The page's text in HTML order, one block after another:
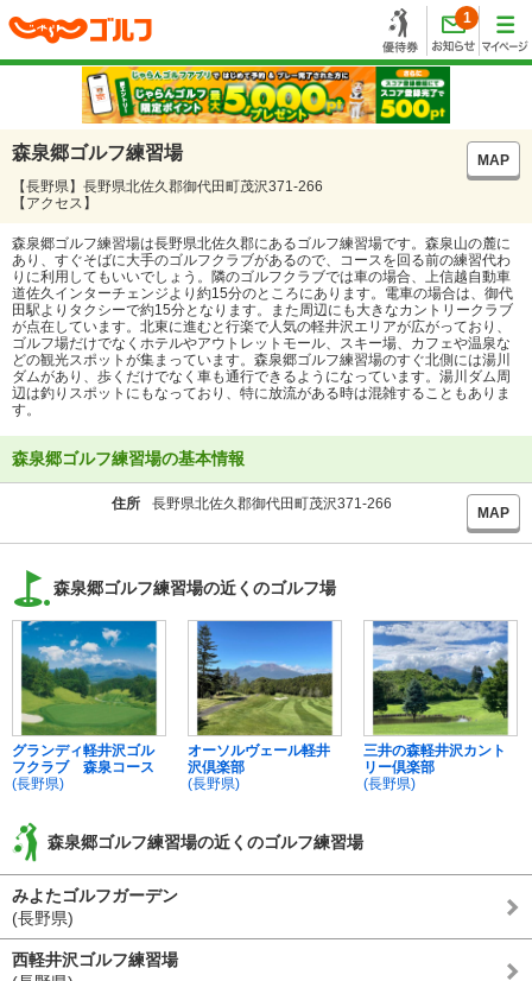
1
森泉郷ゴルフ練習場
MAP
【長野県】長野県北佐久郡御代田町茂沢371-266
【アクセス】
森泉郷ゴルフ練習場は長野県北佐久郡にあるゴルフ練習場です。森泉山の麓に
あり、すぐそばに大手のゴルフクラブがあるので、コースを回る前の練習代わ
りに利用してもいいでしょう。隣のゴルフクラブでは車の場合、上信越自動車
道佐久インターチェンジより約15分のところにあります。電車の場合は、御代
田駅よりタクシーで約15分となります。また周辺にも大きなカントリークラブ
が点在しています。北東に進むと行楽で人気の軽井沢エリアが広がっており、
ゴルフ場だけでなくホテルやアウトレットモール、スキー場、カフェや温泉な
どの観光スポットが集まっています。森泉郷ゴルフ練習場のすぐ北側には湯川
ダムがあり、歩くだけでなく車も通行できるようになっています。湯川ダム周
辺は釣りスポットにもなっており、特に放流がある時は混雑することもありま
す。
森泉郷ゴルフ練習場の基本情報
住所 長野県北佐久郡御代田町茂沢371-266
MAP
森泉郷ゴルフ練習場の近くのゴルフ場
グランディ軽井沢ゴル
フクラブ 森泉コース
(長野県)
オーソルヴェール軽井
沢倶楽部
(長野県)
三井の森軽井沢カント
リー倶楽部
(長野県)
森泉郷ゴルフ練習場の近くのゴルフ練習場
みよたゴルフガーデン
(長野県)
西軽井沢ゴルフ練習場